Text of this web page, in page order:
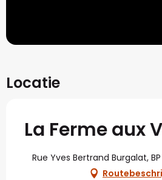
Locatie
La Ferme aux
Rue Yves Bertrand Burgalat,